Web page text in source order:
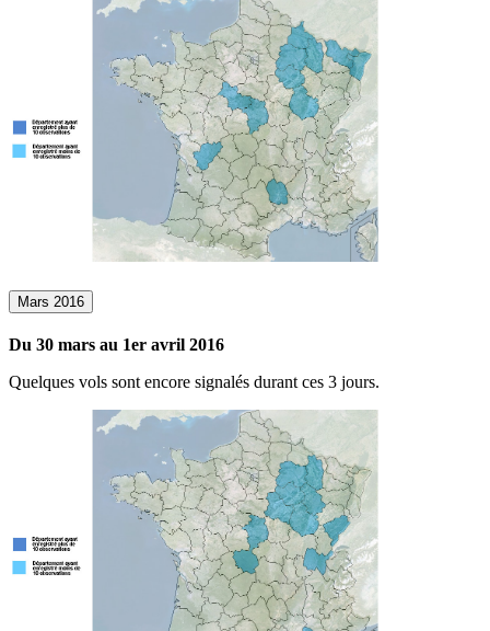
Mars 2016
Du 30 mars au 1er avril 2016
Quelques vols sont encore signalés durant ces 3 jours.